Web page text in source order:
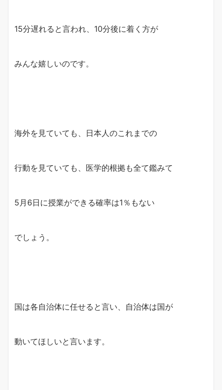
15分遅れると言われ、10分後に着く方が
みんな嬉しいのです。
海外を見ていても、日本人のこれまでの
行動を見ていても、医学的根拠も全て鑑みて
5月6日に授業ができる確率は1％もない
でしょう。
国は各自治体に任せると言い、自治体は国が
動いてほしいと言います。